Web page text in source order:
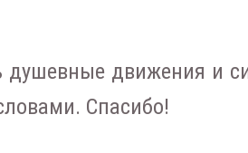
душевные движения и
Спасибо!